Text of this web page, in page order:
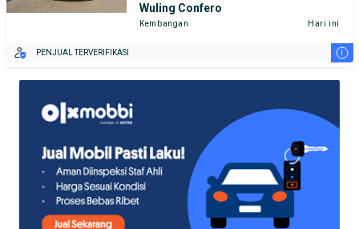
Wuling Confero
Kembangan Hari ini
PENJUAL TERVERIFIKASI i